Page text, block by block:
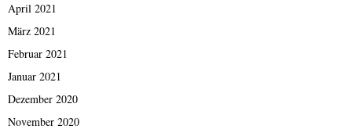
April 2021
März 2021
Februar 2021
Januar 2021
Dezember 2020
November 2020